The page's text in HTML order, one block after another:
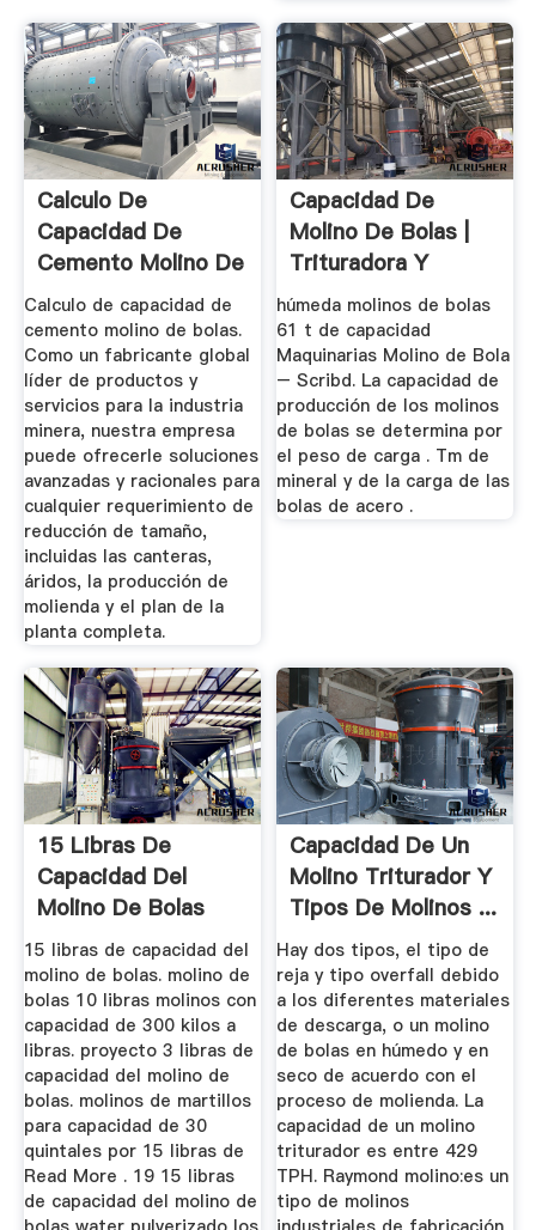
Calculo De
Capacidad De
Cemento Molino De
BolasTrituradoras
Calculo de capacidad de
cemento molino de bolas.
Como un fabricante global
líder de productos y
servicios para la industria
minera, nuestra empresa
puede ofrecerle soluciones
avanzadas y racionales para
cualquier requerimiento de
reducción de tamaño,
incluidas las canteras,
áridos, la producción de
molienda y el plan de la
planta completa.
Capacidad De
Molino De Bolas |
Trituradora Y
Molinos
húmeda molinos de bolas
61 t de capacidad
Maquinarias Molino de Bola
– Scribd. La capacidad de
producción de los molinos
de bolas se determina por
el peso de carga . Tm de
mineral y de la carga de las
bolas de acero .
15 Libras De
Capacidad Del
Molino De Bolas
15 libras de capacidad del
molino de bolas. molino de
bolas 10 libras molinos con
capacidad de 300 kilos a
libras. proyecto 3 libras de
capacidad del molino de
bolas. molinos de martillos
para capacidad de 30
quintales por 15 libras de
Read More . 19 15 libras
de capacidad del molino de
Capacidad De Un
Molino Triturador Y
Tipos De Molinos ...
Hay dos tipos, el tipo de
reja y tipo overfall debido
a los diferentes materiales
de descarga, o un molino
de bolas en húmedo y en
seco de acuerdo con el
proceso de molienda. La
capacidad de un molino
triturador es entre 429
TPH. Raymond molino:es un
tipo de molinos